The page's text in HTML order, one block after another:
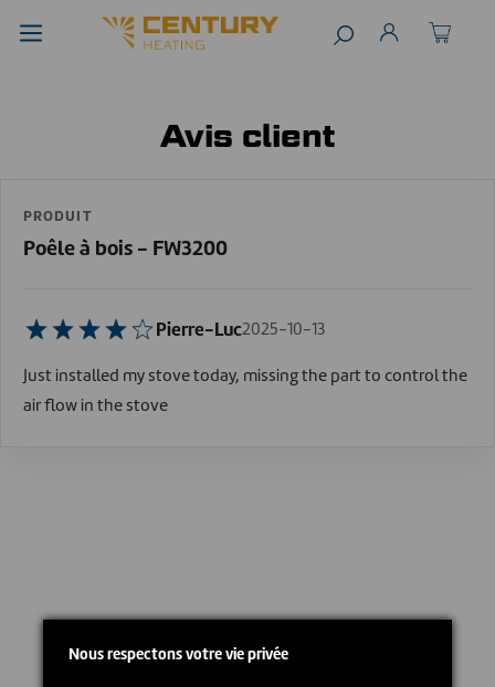
Avis client
PRODUIT
Poêle à bois - FW3200
Pierre-Luc2025-10-13
Just installed my stove today, missing the part to control the
air flow in the stove
Nous respectons votre vie privée